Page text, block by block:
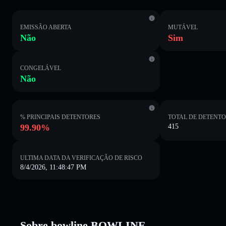
EMISSÃO ABERTA
Não
MUTÁVEL
Sim
CONGELÁVEL
Não
% PRINCIPAIS DETENTORES
99.90%
TOTAL DE
415
ULTIMA DATA DA VERIFICAÇÃO DE RISCO
8/4/2026, 11:48:47 PM